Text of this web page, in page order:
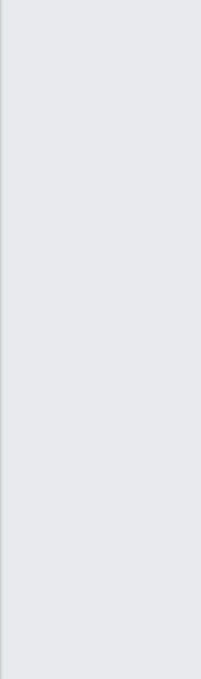
activez TLS sur l'interface